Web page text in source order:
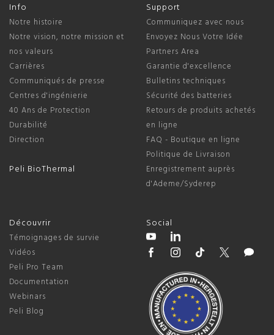
Info
Notre histoire
Notre vision, notre mission et
nos valeurs
Carrières
Communiqués de presse
Centres d'ingénierie
40 Ans de Protection
Durabilité
Direction
Peli BioThermal
Support
Communiquez avec nous
Envoyez Nous Votre Idée
Partners Area
Garantie d'excellence
Bulletins techniques
Sécurité des batteries
Retours de produits achetés
en ligne
FAQ - Boutique en ligne
Politique de Livraison
Enregistrement auprès
d'Ademe/Syderep
Découvrir
Témoignages de survie
Vidéos
Peli Pro Team
Documentation
Webinars
Peli Blog
Social